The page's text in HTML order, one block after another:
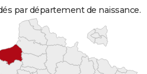
par département de naissance.